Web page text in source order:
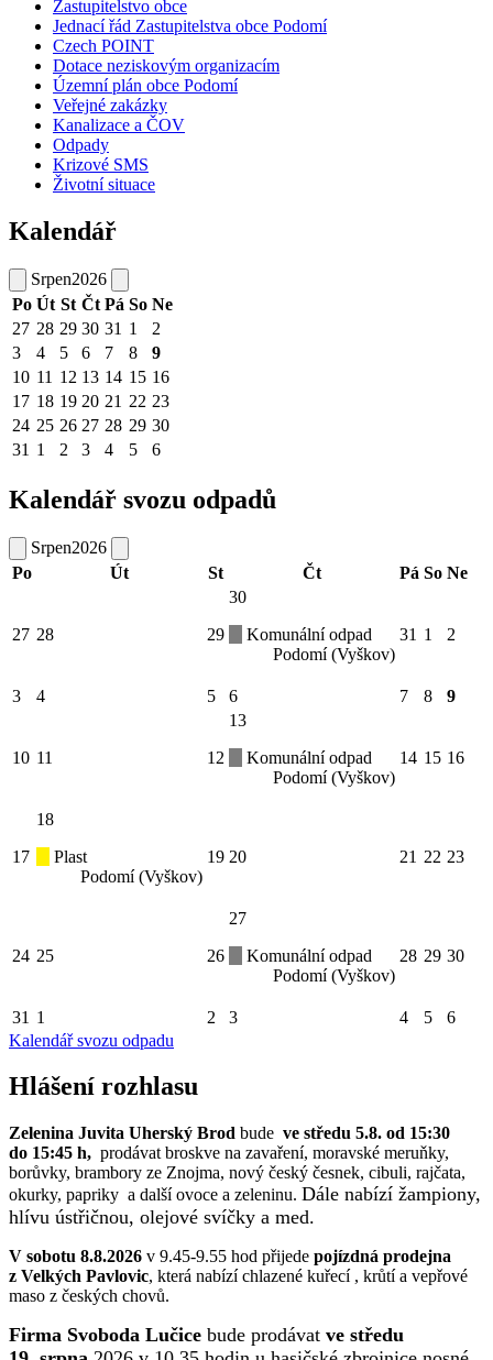
Zastupitelstvo obce
Jednací řád Zastupitelstva obce Podomí
Czech POINT
Dotace neziskovým organizacím
Územní plán obce Podomí
Veřejné zakázky
Kanalizace a ČOV
Odpady
Krizové SMS
Životní situace
Kalendář
Srpen2026
Po Út St Čt Pá So Ne
27 28 29 30 31 1
2
3
4 5 6 7 8
9
10 11 12 13 14 15 16
17 18 19 20 21 22 23
24 25 26 27 28 29 30
31 1 2 3 4 5 6
Kalendář svozu odpadů
Srpen2026
Po
Út St Čt Pá So Ne
27 28 29
30
Komunální odpad
Podomí (Vyškov)
31 1 2
3 4 5 6 7 8 9
10 11 12
13
Komunální odpad
Podomí (Vyškov)
14 15 16
17
18
Plast
Podomí (Vyškov)
19 20 21 22 23
24 25 26
27
Komunální odpad
Podomí (Vyškov)
28 29 30
31 1 2 3 4 5
6
Kalendář svozu odpadu
Hlášení rozhlasu
Zelenina Juvita Uherský Brod bude ve středu 5.8. od 15:30
do 15:45 h, prodávat broskve na zavaření, moravské meruňky,
borůvky, brambory ze Znojma, nový český česnek, cibuli, rajčata,
okurky, papriky a další ovoce a zeleninu. Dále nabízí žampiony,
hlívu ústřičnou, olejové svíčky a med.
V sobotu 8.8.2026 v 9.45-9.55 hod přijede pojízdná prodejna
z Velkých Pavlovic, která nabízí chlazené kuřecí , krůtí a vepřové
maso z českých chovů.
Firma Svoboda Lučice bude prodávat ve středu